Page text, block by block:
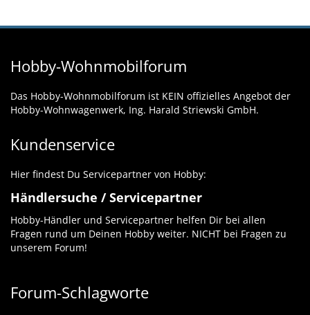
Hobby-Wohnmobilforum
Das Hobby-Wohnmobilforum ist KEIN offizielles Angebot der
Hobby-Wohnwagenwerk, Ing. Harald Striewski GmbH.
Kundenservice
Hier findest Du Servicepartner von Hobby:
Händlersuche / Servicepartner
Hobby-Händler und Servicepartner helfen Dir bei allen
Fragen rund um Deinen Hobby weiter. NICHT bei Fragen zu
unserem Forum!
Forum-Schlagworte